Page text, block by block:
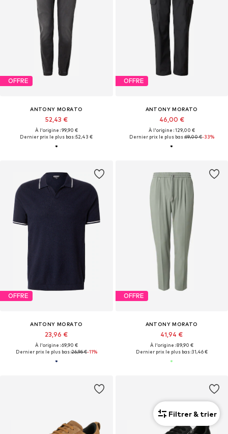
OFFRE
ANTONY MORATO
52,43 €
À l'origine : 99,90 €
Dernier prix le plus bas :52,43 €
OFFRE
ANTONY MORATO
46,00 €
À l'origine : 129,00 €
Dernier prix le plus bas :69,00 €-33%
OFFRE
ANTONY MORATO
23,96 €
À l'origine : 69,90 €
Dernier prix le plus bas :26,96 €-11%
OFFRE
ANTONY MORATO
41,94 €
À l'origine : 89,90 €
Dernier prix le plus bas :31,46 €
Filtrer & trier